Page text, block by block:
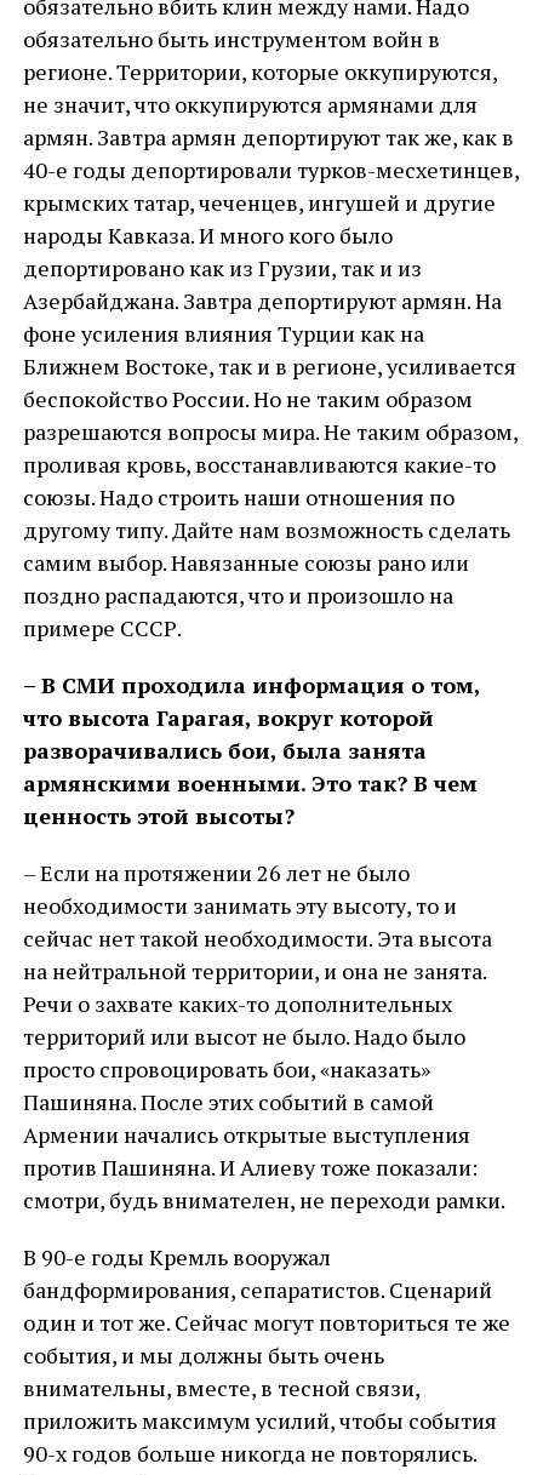
обязательно вбить клин между нами. Надо
обязательно быть инструментом войн в
регионе. Территории, которые оккупируются,
не значит, что оккупируются армянами для
армян. Завтра армян депортируют так же, как в
40-е годы депортировали турков-месхетинцев,
крымских татар, чеченцев, ингушей и другие
народы Кавказа. И много кого было
депортировано как из Грузии, так и из
Азербайджана. Завтра депортируют армян. На
фоне усиления влияния Турции как на
Ближнем Востоке, так и в регионе, усиливается
беспокойство России. Но не таким образом
разрешаются вопросы мира. Не таким образом,
проливая кровь, восстанавливаются какие-то
союзы. Надо строить наши отношения по
другому типу. Дайте нам возможность сделать
самим выбор. Навязанные союзы рано или
поздно распадаются, что и произошло на
примере СССР.
– В СМИ проходила информация о том,
что высота Гарагая, вокруг которой
разворачивались бои, была занята
армянскими военными. Это так? В чем
ценность этой высоты?
– Если на протяжении 26 лет не было
необходимости занимать эту высоту, то и
сейчас нет такой необходимости. Эта высота
на нейтральной территории, и она не занята.
Речи о захвате каких-то дополнительных
территорий или высот не было. Надо было
просто спровоцировать бои, «наказать»
Пашиняна. После этих событий в самой
Армении начались открытые выступления
против Пашиняна. И Алиеву тоже показали:
смотри, будь внимателен, не переходи рамки.
В 90-е годы Кремль вооружал
бандформирования, сепаратистов. Сценарий
один и тот же. Сейчас могут повториться те же
события, и мы должны быть очень
внимательны, вместе, в тесной связи,
приложить максимум усилий, чтобы события
90-х годов больше никогда не повторялись.